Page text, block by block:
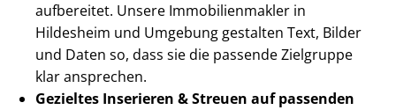
aufbereitet. Unsere Im­mo­bi­li­en­mak­ler in
Hildesheim und Umgebung gestalten Text, Bilder
und Daten so, dass sie die passende Zielgruppe
klar ansprechen.
Gezieltes Inserieren & Streuen auf passenden